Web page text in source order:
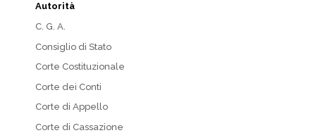
Autorità
C. G. A.
Consiglio di Stato
Corte Costituzionale
Corte dei Conti
Corte di Appello
Corte di Cassazione